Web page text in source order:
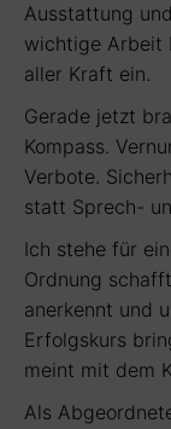
Ausstattung
wichtige Arbeit
aller Kraft ein.
Gerade jetzt
Kompass.
Verbote.
statt Sprech-
Ich stehe für
Ordnung
anerkennt und
Erfolgskurs
meint mit dem
Als